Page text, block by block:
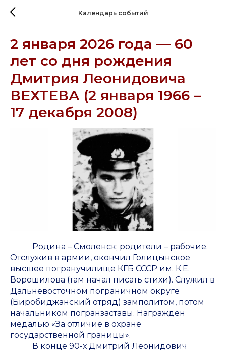
Календарь событий
2 января 2026 года — 60
лет со дня рождения
Дмитрия Леонидовича
ВЕХТЕВА (2 января 1966 –
17 декабря 2008)
Родина – Смоленск; родители – рабочие.
Отслужив в армии, окончил Голицынское
высшее погранучилище КГБ СССР им. К.Е.
Ворошилова (там начал писать стихи). Служил в
Дальневосточном пограничном округе
(Биробиджанский отряд) замполитом, потом
начальником погранзаставы. Награждён
медалью «За отличие в охране
государственной границы».
В конце 90-х Дмитрий Леонидович